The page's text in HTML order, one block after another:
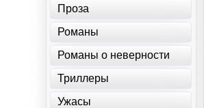
Проза
Романы
Романы о неверности
Триллеры
Ужасы